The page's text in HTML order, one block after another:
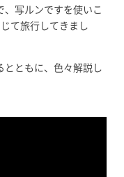
、写ルンですを使いこ
て旅行してきまし
とともに、色々解説し